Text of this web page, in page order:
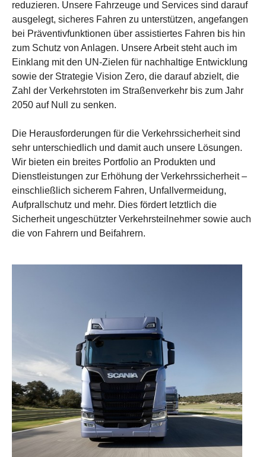
reduzieren. Unsere Fahrzeuge und Services sind darauf
ausgelegt, sicheres Fahren zu unterstützen, angefangen
bei Präventivfunktionen über assistiertes Fahren bis hin
zum Schutz von Anlagen. Unsere Arbeit steht auch im
Einklang mit den UN-Zielen für nachhaltige Entwicklung
sowie der Strategie Vision Zero, die darauf abzielt, die
Zahl der Verkehrstoten im Straßenverkehr bis zum Jahr
2050 auf Null zu senken.
Die Herausforderungen für die Verkehrssicherheit sind
sehr unterschiedlich und damit auch unsere Lösungen.
Wir bieten ein breites Portfolio an Produkten und
Dienstleistungen zur Erhöhung der Verkehrssicherheit –
einschließlich sicherem Fahren, Unfallvermeidung,
Aufprallschutz und mehr. Dies fördert letztlich die
Sicherheit ungeschützter Verkehrsteilnehmer sowie auch
die von Fahrern und Beifahrern.